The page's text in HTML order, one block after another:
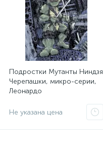
Подростки Мутанты Ниндзя
Черепашки, микро-серии,
Леонардо
Не указана цена